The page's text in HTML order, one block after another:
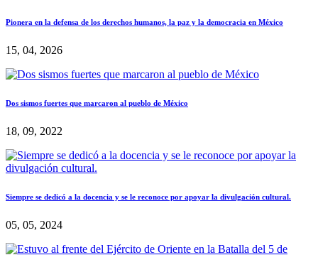
Pionera en la defensa de los derechos humanos, la paz y la democracia en México
15, 04, 2026
Dos sismos fuertes que marcaron al pueblo de México
18, 09, 2022
Siempre se dedicó a la docencia y se le reconoce por apoyar la divulgación cultural.
05, 05, 2024